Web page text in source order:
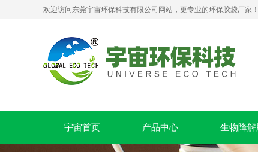
欢迎访问东莞宇宙环保科技有限公司网站，更专业的环保胶袋厂家！
宇宙首页 产品中心 生物降解